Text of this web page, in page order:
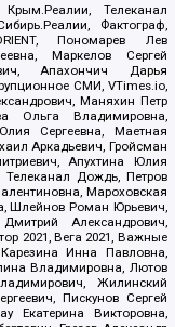
Телеканал
Фактограф,
Пономарев Лев
Маркелов Сергей
Апахончич Дарья
СМИ, VTimes.io,
Маняхин Петр
Ольга Владимировна,
Сергеевна, Маетная
Аркадьевич, Гройсман
Апухтина Юлия
Телеканал Дождь, Петров
Мароховская
Шлейнов Роман Юрьевич,
Александрович,
2021, Вега 2021, Важные
Инна Павловна,
Владимировна, Лютов
Жилинский
Пискунов Сергей
Екатерина Викторовна,